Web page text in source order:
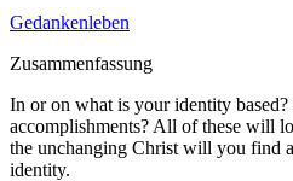
Gedankenleben
Zusammenfassung
In or on what is your identity based?
accomplishments? All of these will
the unchanging Christ will you find
identity.